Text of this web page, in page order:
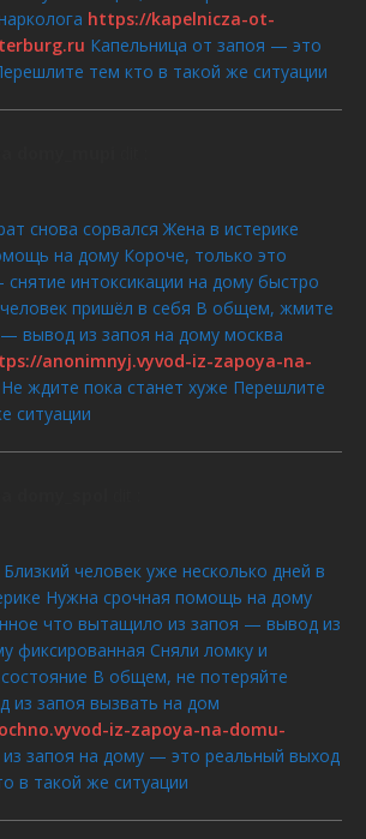
https://kapelnicza-ot-
Капельница от запоя — это
тем кто в такой же ситуации
снова сорвался Жена в истерике
на дому Короче, только это
интоксикации на дому быстро
человек пришёл в себя В общем, жмите
вывод из запоя на дому москва
anonimnyj.vyvod-iz-zapoya-na-
Не ждите пока станет хуже Перешлите
ситуации
человек уже несколько дней в
Нужна срочная помощь на дому
что вытащило из запоя — вывод из
фиксированная Сняли ломку и
В общем, не потеряйте
из запоя вызвать на дом
iz-zapoya-na-domu-
запоя на дому — это реальный выход
в такой же ситуации